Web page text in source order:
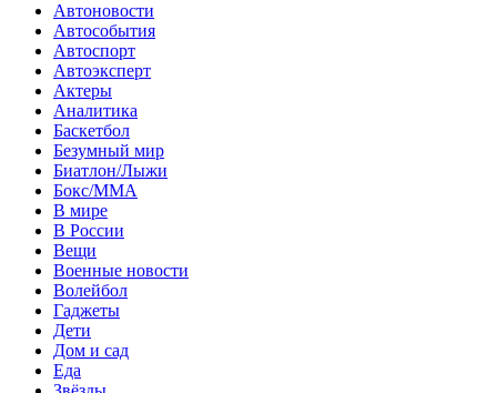
Автоновости
Автособытия
Автоспорт
Автоэксперт
Актеры
Аналитика
Баскетбол
Безумный мир
Биатлон/Лыжи
Бокс/MMA
В мире
В России
Вещи
Военные новости
Волейбол
Гаджеты
Дети
Дом и сад
Еда